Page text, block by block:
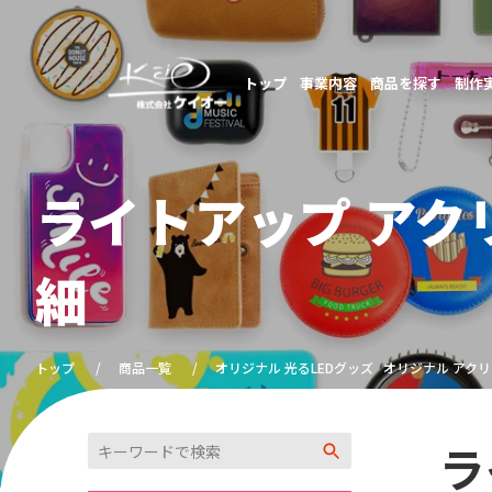
トップ 事業内容 商品を探す 制作
ライトアップ ア
細
トップ 商品一覧 オリジナル 光るLEDグッズ オリジナル アク